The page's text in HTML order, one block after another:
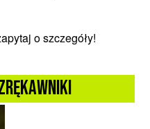
o szczegóły!